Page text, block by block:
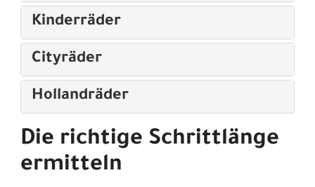
Kinderräder
Cityräder
Hollandräder
Die richtige Schrittlänge
ermitteln